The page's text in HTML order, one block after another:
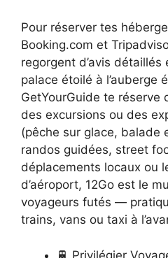
Pour réserver tes
Booking.com et
regorgent d’avis détaillés
palace étoilé à l’auberge
GetYourGuide te réserve
des excursions ou des
(pêche sur glace, balade
randos guidées, street
déplacements locaux ou
d’aéroport, 12Go est le
voyageurs futés —
trains, vans ou taxi à
🚆 Privilégier